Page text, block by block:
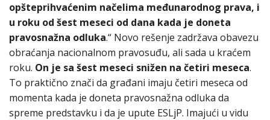
opšteprihvaćenim načelima međunarodnog prava, i
u roku od šest meseci od dana kada je doneta
pravosnažna odluka.“ Novo rešenje zadržava obavezu
obraćanja nacionalnom pravosuđu, ali sada u kraćem
roku. On je sa šest meseci snižen na četiri meseca.
To praktično znači da građani imaju četiri meseca od
momenta kada je doneta pravosnažna odluka da
spreme predstavku i da je upute ESLjP. Imajući u vidu